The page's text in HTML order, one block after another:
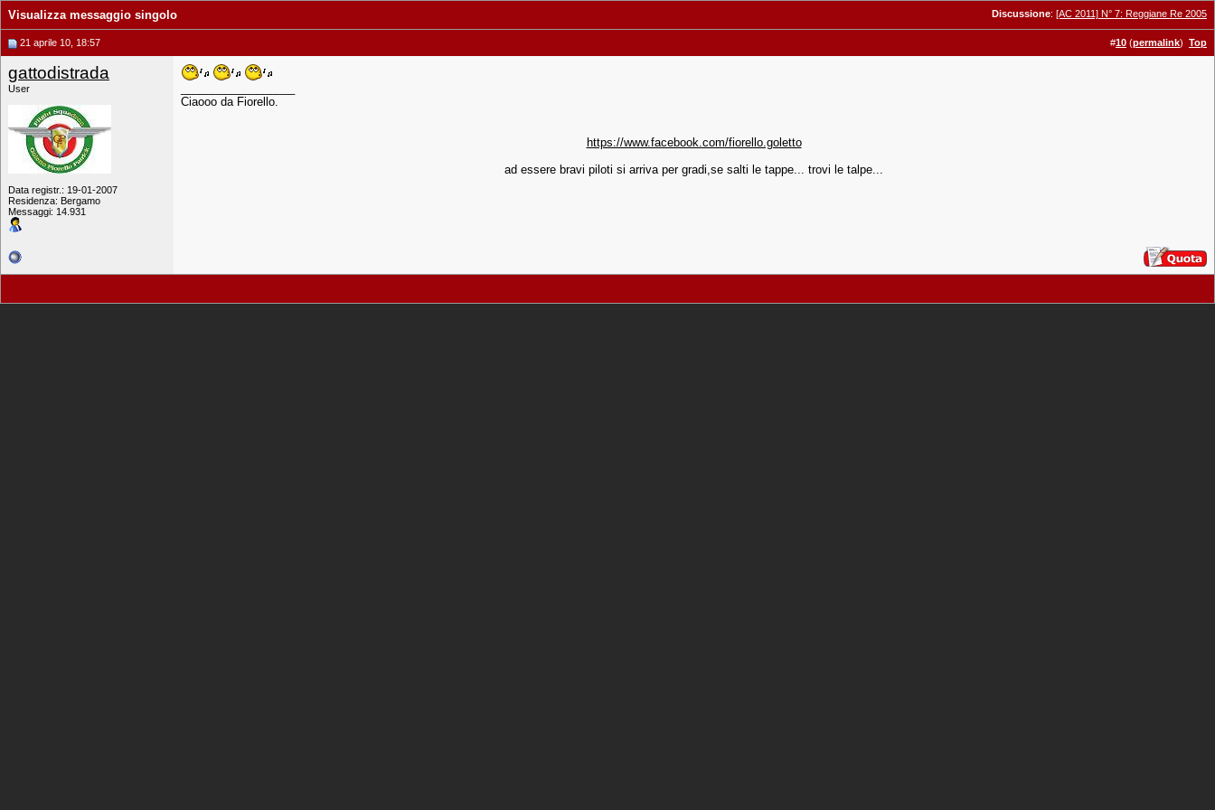
Discussione: [AC 2011] N° 7: Reggiane Re 2005
Visualizza messaggio singolo
21 aprile 10, 18:57 #10 (permalink) Top
gattodistrada
User
Data registr.: 19-01-2007
Residenza: Bergamo
Messaggi: 14.931
Ciaooo da Fiorello.
https://www.facebook.com/fiorello.goletto
ad essere bravi piloti si arriva per gradi,se salti le tappe... trovi le talpe...